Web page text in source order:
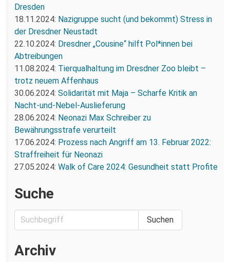
Dresden
18.11.2024: Nazigruppe sucht (und bekommt) Stress in
der Dresdner Neustadt
22.10.2024: Dresdner „Cousine“ hilft Pol*innen bei
Abtreibungen
11.08.2024: Tierqualhaltung im Dresdner Zoo bleibt –
trotz neuem Affenhaus
30.06.2024: Solidarität mit Maja – Scharfe Kritik an
Nacht-und-Nebel-Auslieferung
28.06.2024: Neonazi Max Schreiber zu
Bewährungsstrafe verurteilt
17.06.2024: Prozess nach Angriff am 13. Februar 2022:
Straffreiheit für Neonazi
27.05.2024: Walk of Care 2024: Gesundheit statt Profite
Suche
Archiv